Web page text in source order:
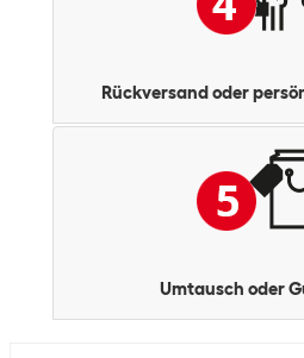
Rückversand oder
Umtausch oder